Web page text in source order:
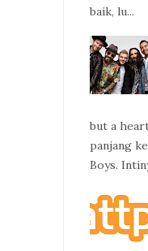
baik, lu...
but a
panjang
Boys.